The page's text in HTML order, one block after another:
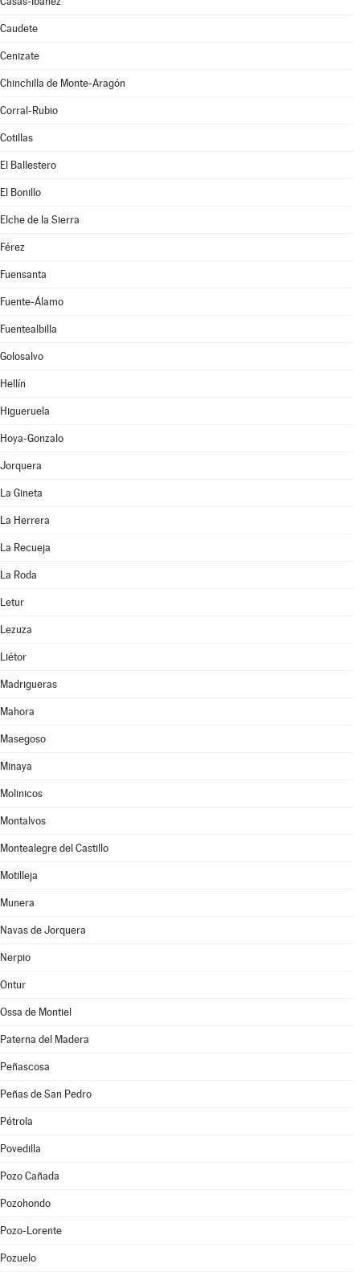
Caudete
Cenizate
Chinchilla de Monte-Aragón
Corral-Rubio
Cotillas
El Ballestero
El Bonillo
Elche de la Sierra
Férez
Fuensanta
Fuente-Álamo
Fuentealbilla
Golosalvo
Hellín
Higueruela
Hoya-Gonzalo
Jorquera
La Gineta
La Herrera
La Recueja
La Roda
Letur
Lezuza
Liétor
Madrigueras
Mahora
Masegoso
Minaya
Molinicos
Montalvos
Montealegre del Castillo
Motilleja
Munera
Navas de Jorquera
Nerpio
Ontur
Ossa de Montiel
Paterna del Madera
Peñascosa
Peñas de San Pedro
Pétrola
Povedilla
Pozo Cañada
Pozohondo
Pozo-Lorente
Pozuelo